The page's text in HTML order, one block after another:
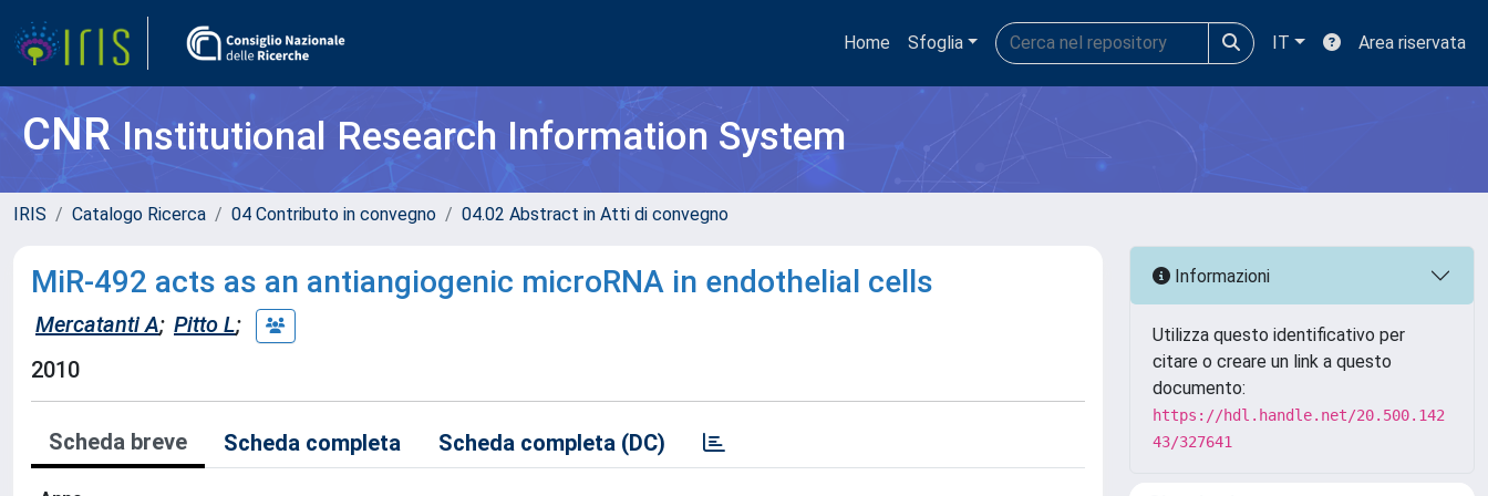
Home Sfoglia IT Area riservata
CNRInstitutional Research Information System
IRIS Catalogo Ricerca 04 Contributo in convegno 04.02 Abstract in Atti di convegno
MiR-492 acts as an antiangiogenic microRNA in endothelial cells
Mercatanti A; Pitto L;
2010
Scheda breve Scheda completa Scheda completa (DC)
Informazioni
Utilizza questo identificativo per
citare o creare un link a questo
documento:
https://hdl.handle.net/20.500.142
43/327641